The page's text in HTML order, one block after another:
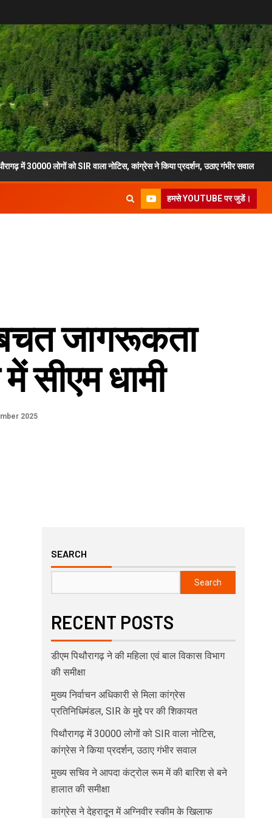
लोगों को SIR वाला नोटिस, कांग्रेस ने किया प्रदर्शन, उठाए गंभीर सवाल
हमसे YOUTUBE पर जुडें।
जागरूकता
सीएम धामी
2025
SEARCH
Search
RECENT POSTS
डीएम पिथौरागढ़ ने की महिला एवं बाल विकास विभाग
की समीक्षा
मुख्य निर्वाचन अधिकारी से मिला कांग्रेस
प्रतिनिधिमंडल, SIR के मुद्दे पर की शिकायत
पिथौरागढ़ में 30000 लोगों को SIR वाला नोटिस,
कांग्रेस ने किया प्रदर्शन, उठाए गंभीर सवाल
मुख्य सचिव ने आपदा कंट्रोल रूम में की बारिश से बने
हालात की समीक्षा
कांग्रेस ने देहरादून में अग्निवीर स्कीम के खिलाफ